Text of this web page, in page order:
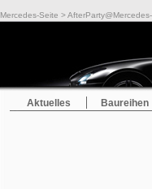
Mercedes-Seite >
Aktuelles Baureihen